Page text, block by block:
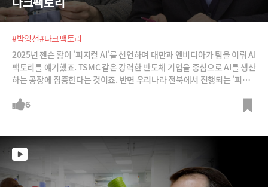
#박영선#다크팩토리
2025년 젠슨 황이 '피지컬 AI'를 선언하며 대만과 엔비디아가 팀을 이뤄 AI
팩토리를 얘기했죠. TSMC 같은 강력한 반도체 기업을 중심으로 AI를 생산
하는 공장에 집중한다는 것이죠. 반면 우리나라 전북에서 진행되는 '피지
운영하는 실제 제조 공장에 승부를 걸었습니다. 자동차나 반도체를 파는
수, 박승대 박사가 설명합니다.
6